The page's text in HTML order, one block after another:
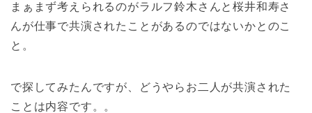
まぁまず考えられるのがラルフ鈴木さんと桜井和寿さ
んが仕事で共演されたことがあるのではないかとのこ
と。
で探してみたんですが、どうやらお二人が共演された
ことは内容です。。